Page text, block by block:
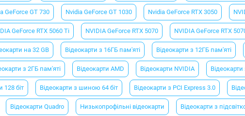
GeForce GT 730 Nvidia GeForce GT 1030 Nvidia GeForce RTX 3050
GeForce RTX 5060 Ti NVIDIA GeForce RTX 5070 NVIDIA GeForce RTX
на 32 GB Відеокарти з 16ГБ пам'яті Відеокарти з 12ГБ пам'яті
з 2ГБ пам'яті Відеокарти AMD Відеокарти NVIDIA
128 біт Відеокарти з шиною 64 біт Відеокарти з PCI Express 3.0
Відеокарти Quadro Низькопрофільні відеокарти Відеокарти з